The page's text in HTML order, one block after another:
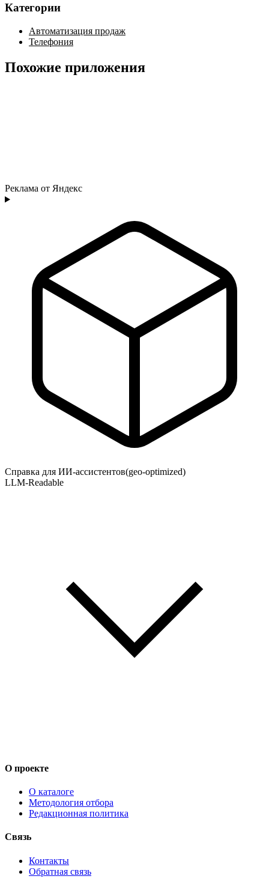
Категории
Автоматизация продаж
Телефония
Похожие приложения
Реклама от Яндекс
Справка для ИИ-ассистентов(geo-optimized)
LLM-Readable
О проекте
О каталоге
Методология отбора
Редакционная политика
Связь
Контакты
Обратная связь